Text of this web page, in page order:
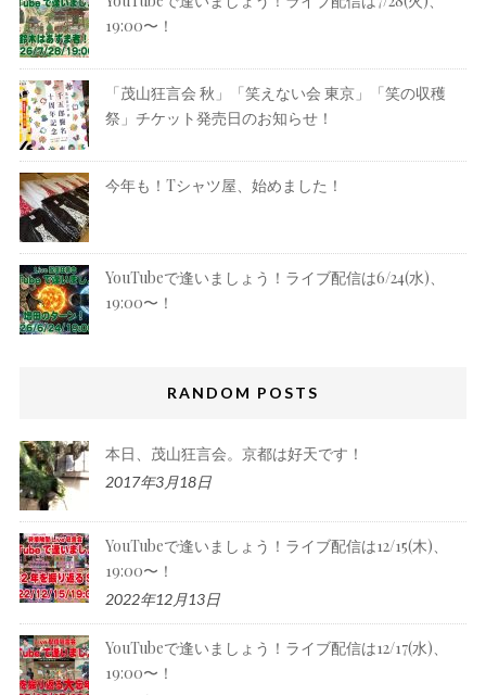
19:00〜！
「茂山狂言会 秋」「笑えない会 東京」「笑の収穫
祭」チケット発売日のお知らせ！
今年も！Tシャツ屋、始めました！
YouTubeで逢いましょう！ライブ配信は6/24(水)、
19:00〜！
RANDOM POSTS
本日、茂山狂言会。京都は好天です！
2017年3月18日
YouTubeで逢いましょう！ライブ配信は12/15(木)、
19:00〜！
2022年12月13日
YouTubeで逢いましょう！ライブ配信は12/17(水)、
19:00〜！